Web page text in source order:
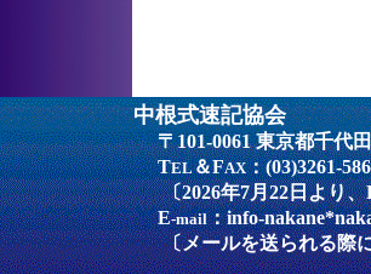
中根式速記協会
〒101-0061 東京都千代田
TEL＆FAX：(03)3261-
〔2026年7月22日より、
E-mail：info-
〔メールを送られる際に